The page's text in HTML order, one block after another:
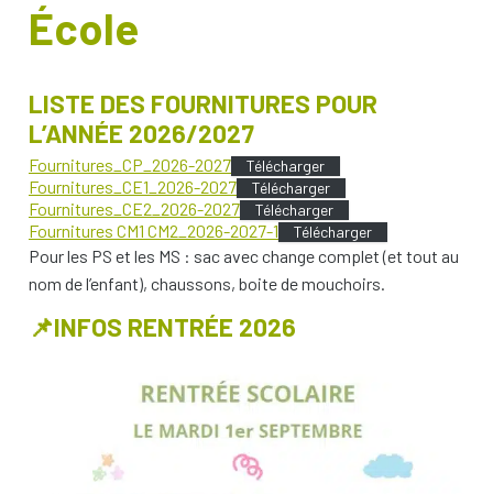
École
LISTE DES FOURNITURES POUR
L’ANNÉE 2026/2027
Fournitures_CP_2026-2027 Télécharger
Fournitures_CE1_2026-2027 Télécharger
Fournitures_CE2_2026-2027 Télécharger
Fournitures CM1 CM2_2026-2027-1 Télécharger
Pour les PS et les MS : sac avec change complet (et tout au
nom de l’enfant), chaussons, boite de mouchoirs.
📌INFOS RENTRÉE 2026